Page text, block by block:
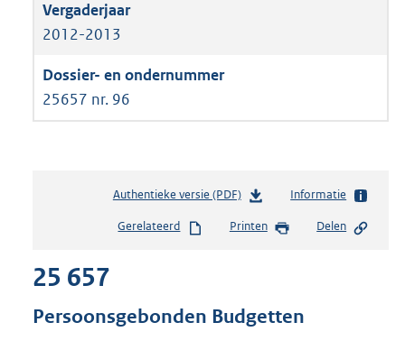
2012-2013
25657 nr. 96
Authentieke versie (PDF)b
s
d
s
Informatie
Gerelateerd Printen Delen
25 657
Persoonsgebonden Budgetten